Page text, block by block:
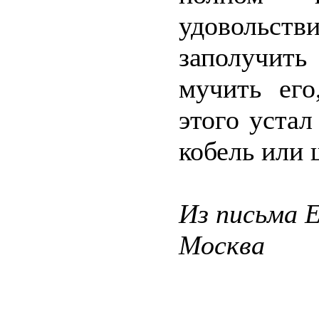
мучить
этого
кобель или
Из письма
Москва